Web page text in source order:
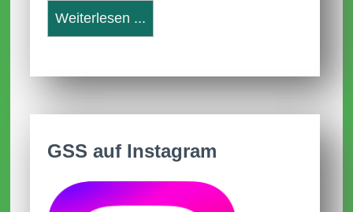
Anleitung Anmeldung Webuntis
2026/2027
Weiterlesen ...
GSS auf Instagram